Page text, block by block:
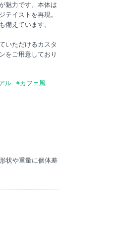
魅力です。本体は
テイストを再現。
備えています。
いただけるカスタ
をご用意しており
ル
#カフェ風
状や重量に個体差